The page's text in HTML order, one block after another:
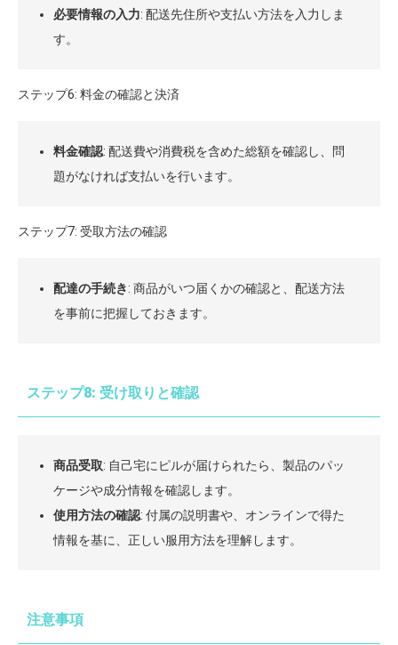
必要情報の入力: 配送先住所や支払い方法を入力しま
す。
ステップ6: 料金の確認と決済
料金確認: 配送費や消費税を含めた総額を確認し、問
題がなければ支払いを行います。
ステップ7: 受取方法の確認
配達の手続き: 商品がいつ届くかの確認と、配送方法
を事前に把握しておきます。
ステップ8: 受け取りと確認
商品受取: 自己宅にピルが届けられたら、製品のパッ
ケージや成分情報を確認します。
使用方法の確認: 付属の説明書や、オンラインで得た
情報を基に、正しい服用方法を理解します。
注意事項